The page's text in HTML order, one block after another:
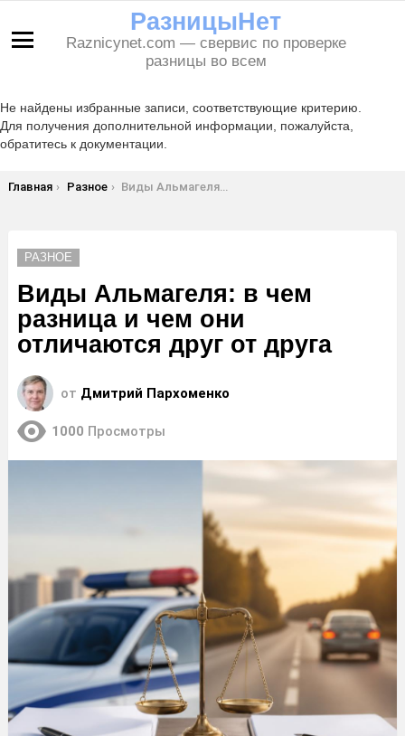
РазницыНет
Raznicynet.com — свервис по проверке
разницы во всем
Не найдены избранные записи, соответствующие критерию.
Для получения дополнительной информации, пожалуйста,
обратитесь к документации.
Вы здесь:
Главная Разное Виды Альмагеля: в чем разница и чем они отличаются друг от друга
РАЗНОЕ
Виды Альмагеля: в чем
разница и чем они
отличаются друг от друга
от Дмитрий Пархоменко
1000 Просмотры